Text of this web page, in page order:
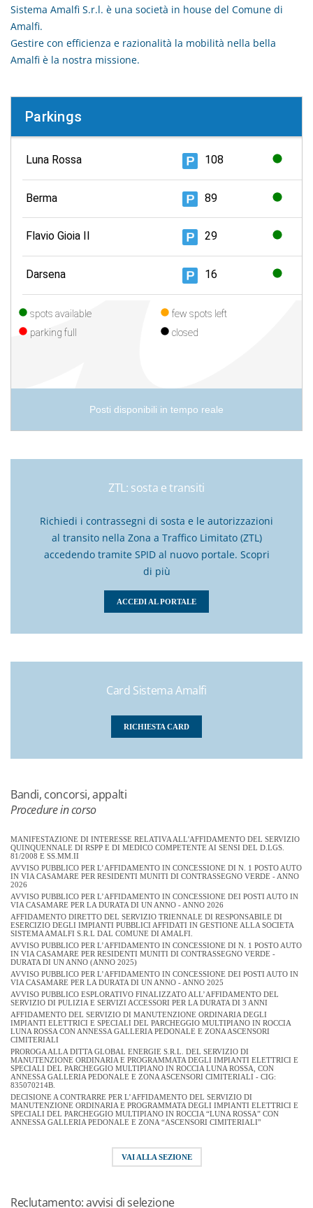
Sistema Amalfi S.r.l. è una società in house del Comune di
Amalfi.
Gestire con efficienza e razionalità la mobilità nella bella
Amalfi è la nostra missione.
Posti disponibili in tempo reale
ZTL: sosta e transiti
Richiedi i contrassegni di sosta e le autorizzazioni
al transito nella Zona a Traffico Limitato (ZTL)
accedendo tramite SPID al nuovo portale. Scopri
di più
ACCEDI AL PORTALE
Card Sistema Amalfi
RICHIESTA CARD
Bandi, concorsi, appalti
Procedure in corso
MANIFESTAZIONE DI INTERESSE RELATIVA ALL'AFFIDAMENTO DEL SERVIZIO
QUINQUENNALE DI RSPP E DI MEDICO COMPETENTE AI SENSI DEL D.LGS.
81/2008 E SS.MM.II
AVVISO PUBBLICO PER L’AFFIDAMENTO IN CONCESSIONE DI N. 1 POSTO AUTO
IN VIA CASAMARE PER RESIDENTI MUNITI DI CONTRASSEGNO VERDE - ANNO
2026
AVVISO PUBBLICO PER L’AFFIDAMENTO IN CONCESSIONE DEI POSTI AUTO IN
VIA CASAMARE PER LA DURATA DI UN ANNO - ANNO 2026
AFFIDAMENTO DIRETTO DEL SERVIZIO TRIENNALE DI RESPONSABILE DI
ESERCIZIO DEGLI IMPIANTI PUBBLICI AFFIDATI IN GESTIONE ALLA SOCIETA
SISTEMA AMALFI S.R.L DAL COMUNE DI AMALFI.
AVVISO PUBBLICO PER L’AFFIDAMENTO IN CONCESSIONE DI N. 1 POSTO AUTO
IN VIA CASAMARE PER RESIDENTI MUNITI DI CONTRASSEGNO VERDE -
DURATA DI UN ANNO (ANNO 2025)
AVVISO PUBBLICO PER L’AFFIDAMENTO IN CONCESSIONE DEI POSTI AUTO IN
VIA CASAMARE PER LA DURATA DI UN ANNO - ANNO 2025
AVVISO PUBBLICO ESPLORATIVO FINALIZZATO ALL’AFFIDAMENTO DEL
SERVIZIO DI PULIZIA E SERVIZI ACCESSORI PER LA DURATA DI 3 ANNI
AFFIDAMENTO DEL SERVIZIO DI MANUTENZIONE ORDINARIA DEGLI
IMPIANTI ELETTRICI E SPECIALI DEL PARCHEGGIO MULTIPIANO IN ROCCIA
LUNA ROSSA CON ANNESSA GALLERIA PEDONALE E ZONA ASCENSORI
CIMITERIALI
PROROGA ALLA DITTA GLOBAL ENERGIE S.R.L. DEL SERVIZIO DI
MANUTENZIONE ORDINARIA E PROGRAMMATA DEGLI IMPIANTI ELETTRICI E
SPECIALI DEL PARCHEGGIO MULTIPIANO IN ROCCIA LUNA ROSSA, CON
ANNESSA GALLERIA PEDONALE E ZONA ASCENSORI CIMITERIALI - CIG:
835070214B.
DECISIONE A CONTRARRE PER L’AFFIDAMENTO DEL SERVIZIO DI
MANUTENZIONE ORDINARIA E PROGRAMMATA DEGLI IMPIANTI ELETTRICI E
SPECIALI DEL PARCHEGGIO MULTIPIANO IN ROCCIA “LUNA ROSSA” CON
ANNESSA GALLERIA PEDONALE E ZONA “ASCENSORI CIMITERIALI"
VAI ALLA SEZIONE
Reclutamento: avvisi di selezione